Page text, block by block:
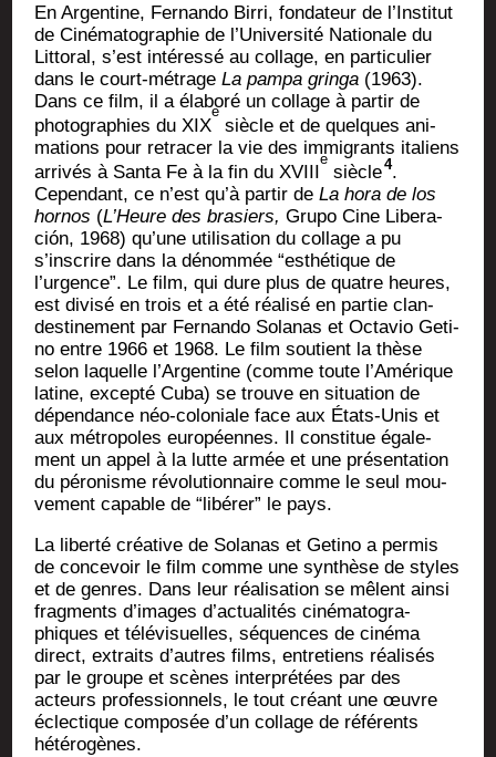
En Argen­tine, Fer­nan­do Bir­ri, fon­da­teur de l’Institut
de Ciné­ma­to­gra­phie de l’Université Natio­nale du
Lit­to­ral, s’est inté­res­sé au col­lage, en par­ti­cu­lier
dans le court-métrageLa pam­pa grin­ga (1963).
Dans ce film, il a éla­bo­ré un col­lage à par­tir de
pho­to­gra­phies du XIX
e
siècle et de quelques ani­
ma­tions pour retra­cer la vie des immi­grants ita­liens
arri­vés à San­ta Fe à la fin du XVIII
e
siècle4.
Cepen­dant, ce n’est qu’à par­tir deLa hora de los
hor­nos (L’Heure des bra­siers, Gru­po Cine Libe­ra­
ción, 1968) qu’une uti­li­sa­tion du col­lage a pu
s’inscrire dans la dénom­mée “esthé­tique de
l’urgence”. Le film, qui dure plus de quatre heures,
est divi­sé en trois et a été réa­li­sé en par­tie clan­
des­ti­ne­ment par Fer­nan­do Sola­nas et Octa­vio Geti­
no entre 1966 et 1968. Le film sou­tient la thèse
selon laquelle l’Argentine (comme toute l’Amérique
latine, excep­té Cuba) se trouve en situa­tion de
dépen­dance néo-colo­niale face aux États-Unis et
aux métro­poles euro­péennes. Il consti­tue éga­le­
ment un appel à la lutte armée et une pré­sen­ta­tion
du péro­nisme révo­lu­tion­naire comme le seul mou­
ve­ment capable de “libé­rer” le pays.
La liber­té créa­tive de Sola­nas et Geti­no a per­mis
de conce­voir le film comme une syn­thèse de styles
et de genres. Dans leur réa­li­sa­tion se mêlent ain­si
frag­ments d’images d’actualités ciné­ma­to­gra­
phiques et télé­vi­suelles, séquences de ciné­ma
direct, extraits d’autres films, entre­tiens réa­li­sés
par le groupe et scènes inter­pré­tées par des
acteurs pro­fes­sion­nels, le tout créant une œuvre
éclec­tique com­po­sée d’un col­lage de réfé­rents
hétérogènes.